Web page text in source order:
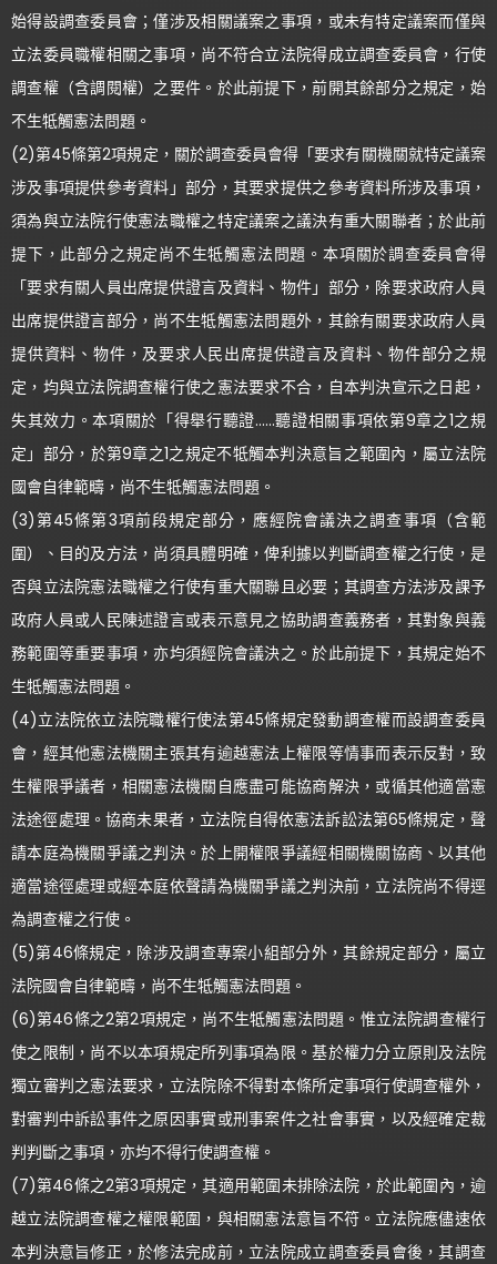
始得設調查委員會；僅涉及相關議案之事項，或未有特定議案而僅與
立法委員職權相關之事項，尚不符合立法院得成立調查委員會，行使
調查權（含調閱權）之要件。於此前提下，前開其餘部分之規定，始
不生牴觸憲法問題。
(2)第45條第2項規定，關於調查委員會得「要求有關機關就特定議案
涉及事項提供參考資料」部分，其要求提供之參考資料所涉及事項，
須為與立法院行使憲法職權之特定議案之議決有重大關聯者；於此前
提下，此部分之規定尚不生牴觸憲法問題。本項關於調查委員會得
「要求有關人員出席提供證言及資料、物件」部分，除要求政府人員
出席提供證言部分，尚不生牴觸憲法問題外，其餘有關要求政府人員
提供資料、物件，及要求人民出席提供證言及資料、物件部分之規
定，均與立法院調查權行使之憲法要求不合，自本判決宣示之日起，
失其效力。本項關於「得舉行聽證……聽證相關事項依第9章之1之規
定」部分，於第9章之1之規定不牴觸本判決意旨之範圍內，屬立法院
國會自律範疇，尚不生牴觸憲法問題。
(3)第45條第3項前段規定部分，應經院會議決之調查事項（含範
圍）、目的及方法，尚須具體明確，俾利據以判斷調查權之行使，是
否與立法院憲法職權之行使有重大關聯且必要；其調查方法涉及課予
政府人員或人民陳述證言或表示意見之協助調查義務者，其對象與義
務範圍等重要事項，亦均須經院會議決之。於此前提下，其規定始不
生牴觸憲法問題。
(4)立法院依立法院職權行使法第45條規定發動調查權而設調查委員
會，經其他憲法機關主張其有逾越憲法上權限等情事而表示反對，致
生權限爭議者，相關憲法機關自應盡可能協商解決，或循其他適當憲
法途徑處理。協商未果者，立法院自得依憲法訴訟法第65條規定，聲
請本庭為機關爭議之判決。於上開權限爭議經相關機關協商、以其他
適當途徑處理或經本庭依聲請為機關爭議之判決前，立法院尚不得逕
為調查權之行使。
(5)第46條規定，除涉及調查專案小組部分外，其餘規定部分，屬立
法院國會自律範疇，尚不生牴觸憲法問題。
(6)第46條之2第2項規定，尚不生牴觸憲法問題。惟立法院調查權行
使之限制，尚不以本項規定所列事項為限。基於權力分立原則及法院
獨立審判之憲法要求，立法院除不得對本條所定事項行使調查權外，
對審判中訴訟事件之原因事實或刑事案件之社會事實，以及經確定裁
判判斷之事項，亦均不得行使調查權。
(7)第46條之2第3項規定，其適用範圍未排除法院，於此範圍內，逾
越立法院調查權之權限範圍，與相關憲法意旨不符。立法院應儘速依
本判決意旨修正，於修法完成前，立法院成立調查委員會後，其調查